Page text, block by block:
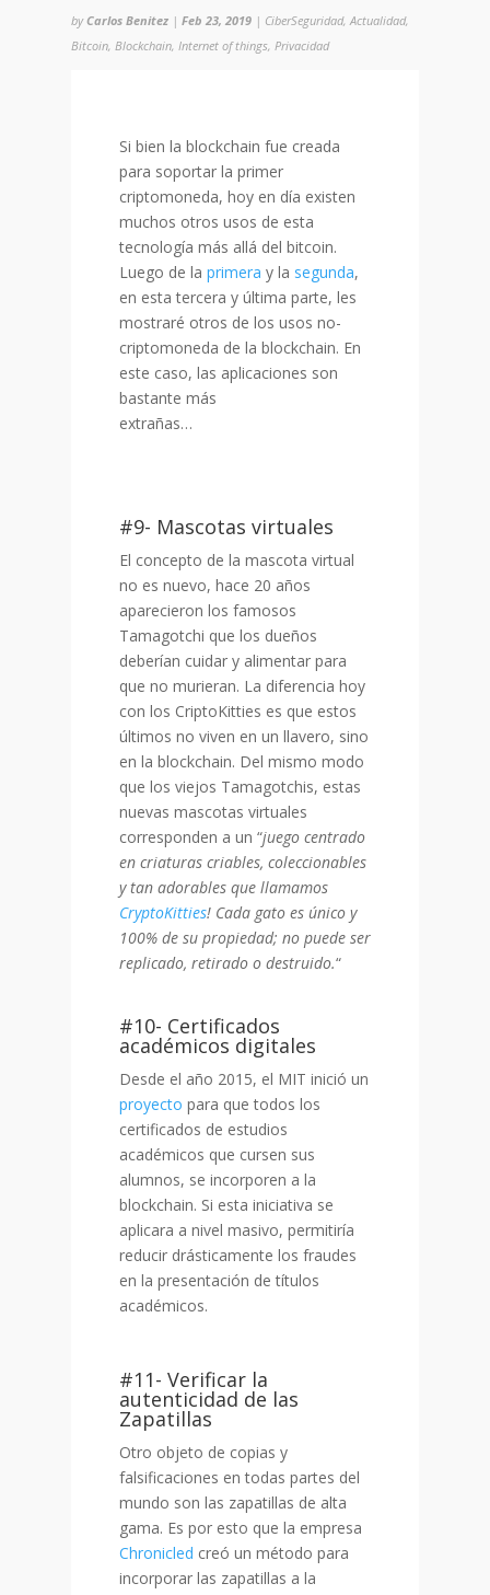
byCarlos Benitez| Feb 23, 2019| CiberSeguridad, Actualidad,
Bitcoin, Blockchain, Internet of things, Privacidad
Si bien la blockchain fue creada
para soportar la primer
criptomoneda, hoy en día existen
muchos otros usos de esta
tecnología más allá del bitcoin.
Luego de la primera y la segunda,
en esta tercera y última parte, les
mostraré otros de los usos no-
criptomoneda de la blockchain. En
este caso, las aplicaciones son
bastante más
extrañas…
#9- Mascotas virtuales
El concepto de la mascota virtual
no es nuevo, hace 20 años
aparecieron los famosos
Tamagotchi que los dueños
deberían cuidar y alimentar para
que no murieran. La diferencia hoy
con los CriptoKitties es que estos
últimos no viven en un llavero, sino
en la blockchain. Del mismo modo
que los viejos Tamagotchis, estas
nuevas mascotas virtuales
corresponden a un “juego centrado
en criaturas criables, coleccionables
y tan adorables que llamamos
CryptoKitties! Cada gato es único y
100% de su propiedad; no puede ser
replicado, retirado o destruido.“
#10- Certificados
académicos digitales
Desde el año 2015, el MIT inició un
proyecto para que todos los
certificados de estudios
académicos que cursen sus
alumnos, se incorporen a la
blockchain. Si esta iniciativa se
aplicara a nivel masivo, permitiría
reducir drásticamente los fraudes
en la presentación de títulos
académicos.
#11- Verificar la
autenticidad de las
Zapatillas
Otro objeto de copias y
falsificaciones en todas partes del
mundo son las zapatillas de alta
gama. Es por esto que la empresa
Chronicled creó un método para
incorporar las zapatillas a la